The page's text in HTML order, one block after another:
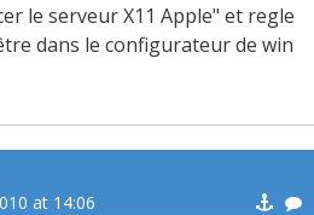
le serveur X11 Apple" et regle
dans le configurateur de win
at 14:06